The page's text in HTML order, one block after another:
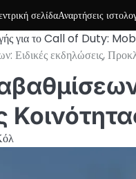
σελίδαΑναρτήσεις
για το Call of Duty:
Ειδικές εκδηλώσεις,